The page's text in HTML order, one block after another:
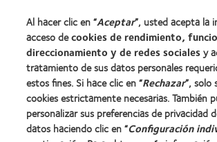
Usuario con experiencia
Acerca de CooperVision
Carreras
Noticias
Contacto
Al hacer clic en “Aceptar”, usted acepta la
acceso decookies de rendimiento,
direccionamiento y de redes socialesy
tratamiento de sus datos personales
estos fines. Si hace clic en “Rechazar”, solo
cookies estrictamente necesarias. También
personalizar sus preferencias de privacidad
datos haciendo clic en “Configuración